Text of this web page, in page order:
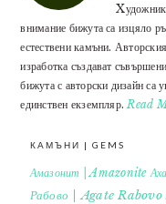
Xудожник
внимание бижута са изцяло
естествени камъни.
изработка създават
бижута с авторски дизайн са
единствен екземпляр. Read
КАМЪНИ | GEMS
Амазонит | Amazonite
Рабово | Agate Rabovo